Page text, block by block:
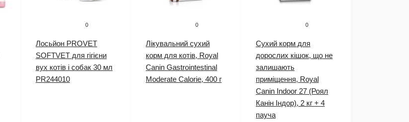
0
Лосьйон PROVET
SOFTVET для гігієни
вух котів і собак 30 мл
PR244010
0
Лікувальний сухий
корм для котів, Royal
Canin Gastrointestinal
Moderate Calorie, 400 г
0
Сухий корм для
дорослих кішок, що не
залишають
приміщення, Royal
Canin Indoor 27 (Роял
Канін Індор), 2 кг + 4
пауча